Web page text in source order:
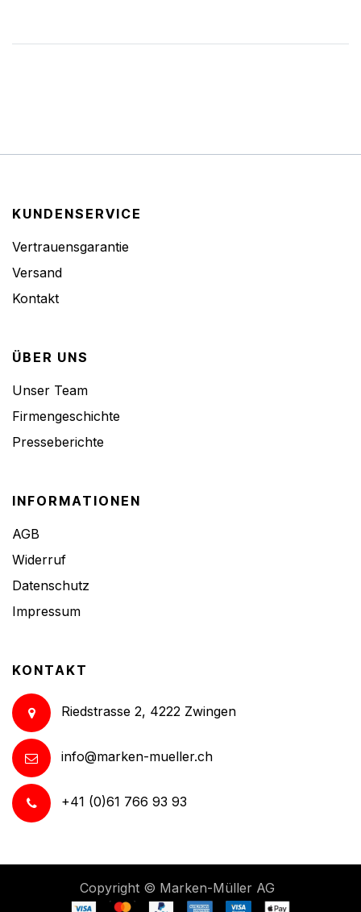
KUNDENSERVICE
Vertrauensgarantie
Versand
Kontakt
ÜBER UNS
Unser Team
Firmengeschichte
Presseberichte
INFORMATIONEN
AGB
Widerruf
Datenschutz
Impressum
KONTAKT
Riedstrasse 2, 4222 Zwingen
info@marken-mueller.ch
+41 (0)61 766 93 93
Copyright © Marken-Müller AG